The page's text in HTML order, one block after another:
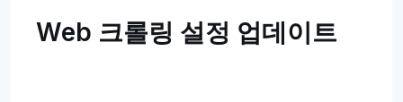
Web 크롤링 설정 업데이트